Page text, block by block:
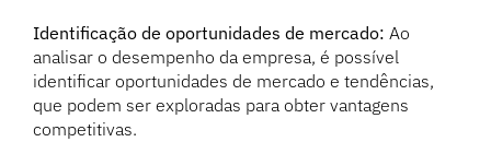
Identificação de oportunidades de mercado: Ao
analisar o desempenho da empresa, é possível
identificar oportunidades de mercado e tendências,
que podem ser exploradas para obter vantagens
competitivas.